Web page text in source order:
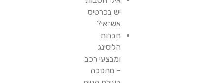
יש בכרטיס
אשראי?
חברות
הליסינג
ומבצעי רכב
– מהפכה